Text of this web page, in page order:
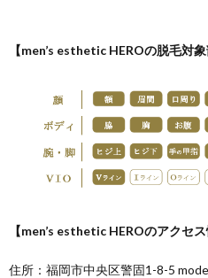
【men’s esthetic HEROの脱毛対象
【men’s esthetic HEROのアクセス
住所：福岡市中央区警固1-8-5